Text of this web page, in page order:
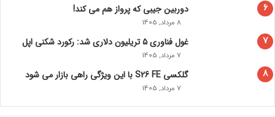
دوربین جیبی که پرواز هم می‌ کند!
8 مرداد, 1405
غول فناوری ۵ تریلیون دلاری شد: رکورد شکنی اپل
7 مرداد, 1405
گلکسی S26 FE با این ویژگی راهی بازار می شود
7 مرداد, 1405